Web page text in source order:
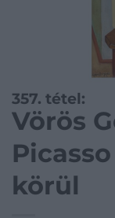
357. tétel:
Vörös
körül